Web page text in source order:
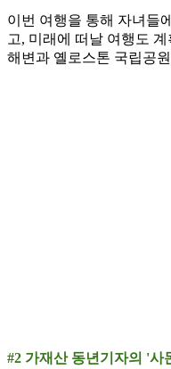
이번 여행을 통해 자녀들
고, 미래에 떠날 여행도
해변과 옐로스톤 국립공
#2 가재산 동년기자의 '사